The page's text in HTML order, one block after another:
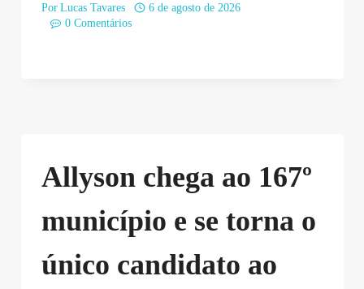
Por Lucas Tavares
6 de agosto de 2026
0 Comentários
Allyson chega ao 167º
município e se torna o
único candidato ao